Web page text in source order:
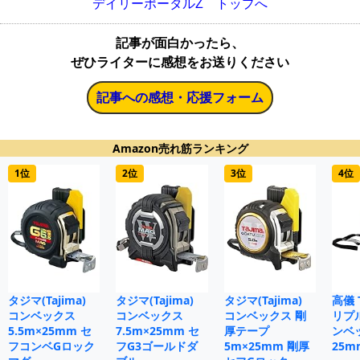
デイリーポータルZ トップへ
記事が面白かったら、
ぜひライターに感想をお送りください
記事への感想・応援フォーム
Amazon売れ筋ランキング
1位
タジマ(Tajima)
コンベックス
5.5m×25mm セ
フコンベGロック
2位
タジマ(Tajima)
コンベックス
7.5m×25mm セ
フG3ゴールドダ
3位
タジマ(Tajima)
コンベックス 剛
厚テープ
5m×25mm 剛厚
4位
高儀
リプ
ンベ